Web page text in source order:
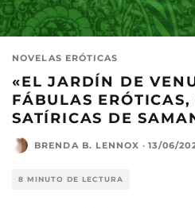
NOVELAS ERÓTICAS
«EL JARDÍN DE
FÁBULAS
SATÍRICAS DE
BRENDA B. LENNOX · 13/06/
8 MINUTO DE LECTURA